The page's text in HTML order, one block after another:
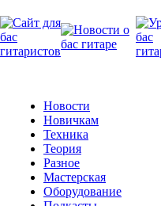
Новости
Новичкам
Техника
Теория
Разное
Мастерская
Оборудование